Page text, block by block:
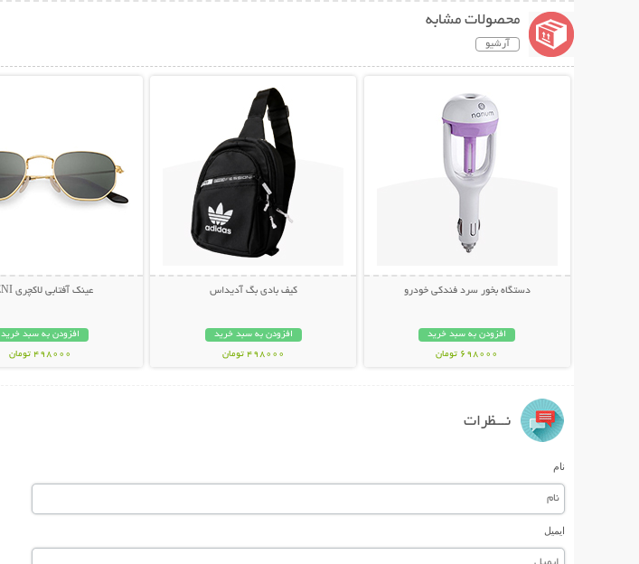
محصولات مشابه
آرشیو
نمایش توضیحات بیشتر
دستگاه بخور سرد فندکی خودرو
افزودن به سبد خرید
698000 تومان
کیف بادی بگ آدیداس
افزودن به سبد خرید
498000 تومان
عینک آفتابی لاکچری BENI
افزودن به سبد خرید
498000 تومان
نـــظرات
نام
ایمیل